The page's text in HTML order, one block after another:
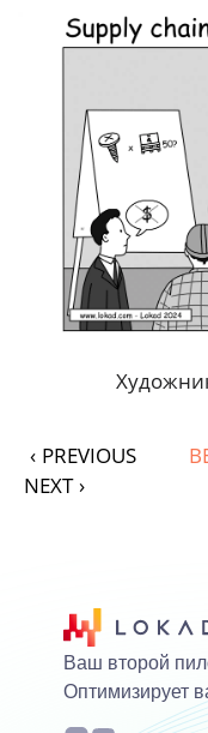
‹ PREVIOUS
NEXT ›
Ваш второй
Оптимизирует